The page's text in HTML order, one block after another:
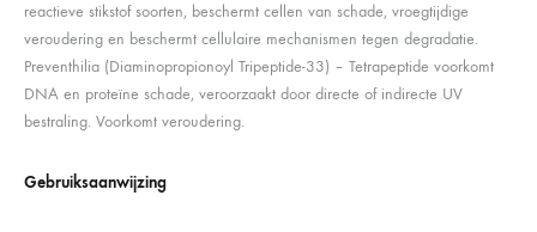
reactieve stikstof soorten, beschermt cellen van schade, vroegtijdige
veroudering en beschermt cellulaire mechanismen tegen degradatie.
Preventhilia (Diaminopropionoyl Tripeptide-33) – Tetrapeptide voorkomt
DNA en proteïne schade, veroorzaakt door directe of indirecte UV
bestraling. Voorkomt veroudering.
Gebruiksaanwijzing